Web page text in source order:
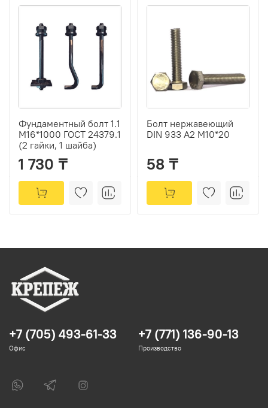
Фундаментный болт 1.1
М16*1000 ГОСТ 24379.1
(2 гайки, 1 шайба)
1 730 ₸
Болт нержавеющий
DIN 933 А2 М10*20
58 ₸
+7 (705) 493-61-33
Офис
+7 (771) 136-90-13
Производство